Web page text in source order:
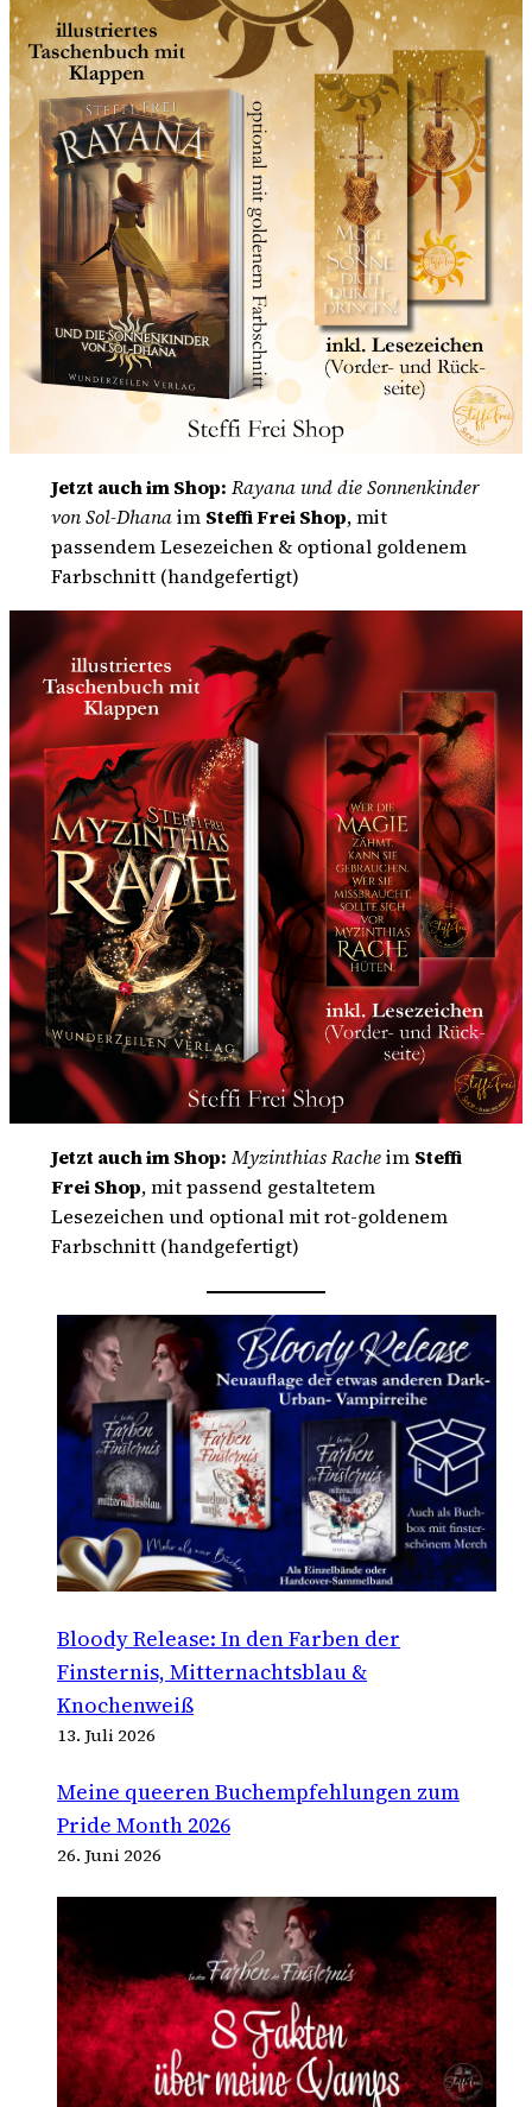
Jetzt auch im Shop: Rayana und die Sonnenkinder
von Sol-Dhanaim Steffi Frei Shop, mit
passendem Lesezeichen & optional goldenem
Farbschnitt (handgefertigt)
Jetzt auch im Shop: Myzinthias Racheim Steffi
Frei Shop, mit passend gestaltetem
Lesezeichen und optional mit rot-goldenem
Farbschnitt (handgefertigt)
Bloody Release: In den Farben der
Finsternis, Mitternachtsblau &
Knochenweiß
13. Juli 2026
Meine queeren Buchempfehlungen zum
Pride Month 2026
26. Juni 2026